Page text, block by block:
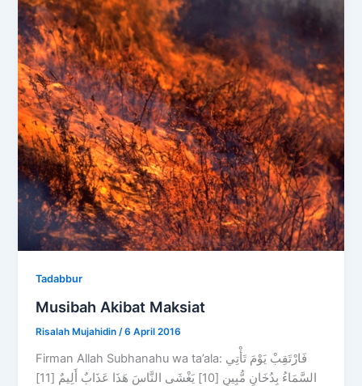
Tadabbur
Musibah Akibat Maksiat
Risalah Mujahidin /6 April 2016
Firman Allah Subhanahu wa ta’ala: ‏فَارْتَقِبْ يَوْمَ تَأْتِي
السَّمَاءُ بِدُخَانٍ مُّبِينٍ [10] يَغْشَى النَّاسَ هَذَا عَذَابٌ أَلِيمٌ [11]